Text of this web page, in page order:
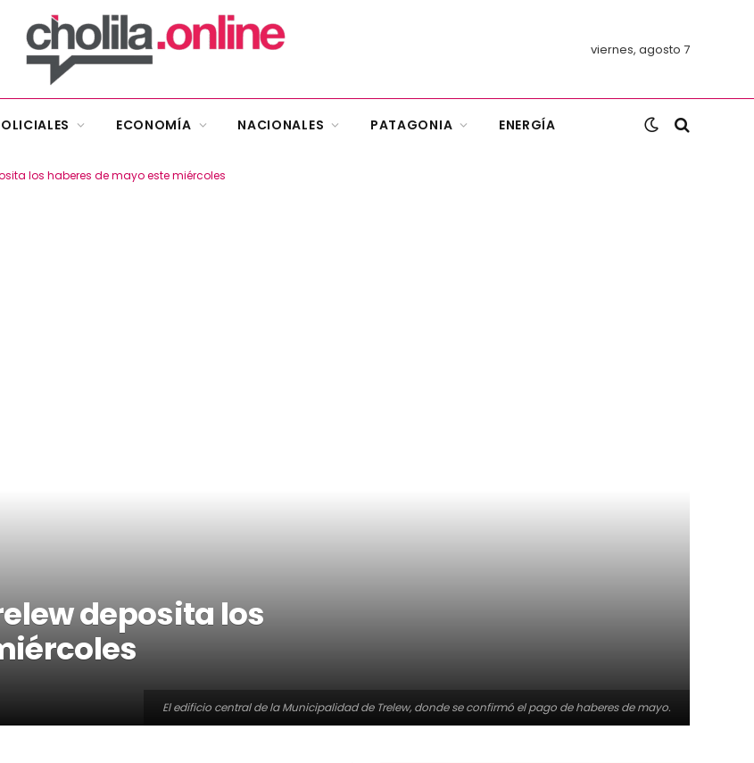
viernes, agosto 7
ECONOMÍA NACIONALES PATAGONIA ENERGÍA
los haberes de mayo este miércoles
El edificio central de la Municipalidad de Trelew, donde se confirmó el pago de haberes de mayo.
deposita los